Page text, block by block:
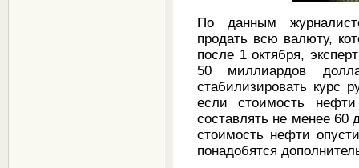
По данным
продать всю валюту,
после 1 октября,
50 миллиардов
стабилизировать курс
если стоимость
составлять не менее 60
стоимость нефти
понадобятся